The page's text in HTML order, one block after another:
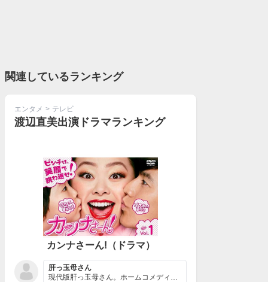
関連しているランキング
エンタメ > テレビ
渡辺直美出演ドラマランキング
カンナさーん!（ドラマ）
肝っ玉母さん
現代版肝っ玉母さん。ホームコメディながらもそんなイメー...